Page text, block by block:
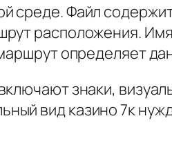
среде. Файл
расположения.
определяет
знаки,
вид казино 7к